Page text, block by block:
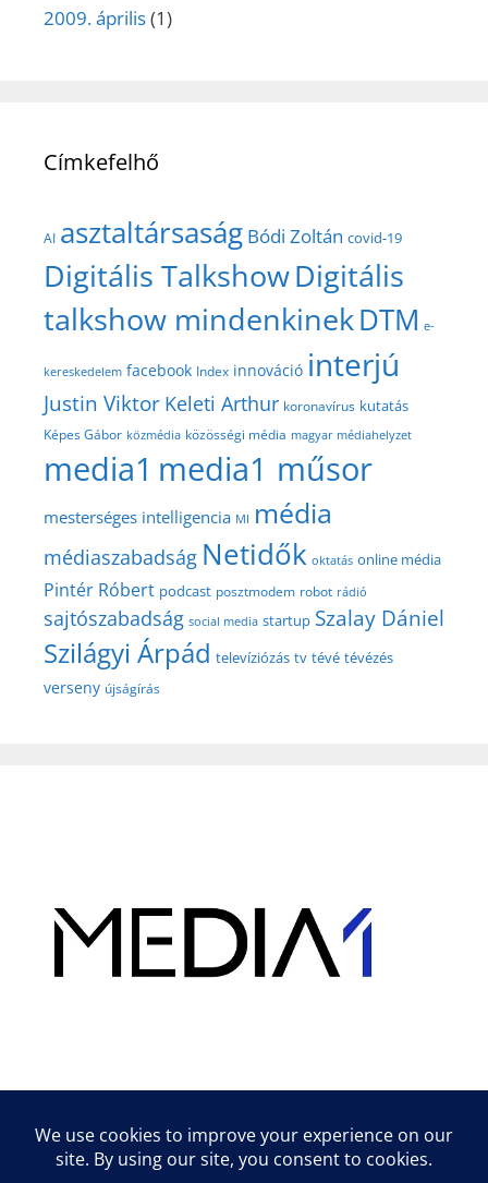
2009. április(1)
Címkefelhő
AI asztaltársaság Bódi Zoltán covid-19
Digitális TalkshowDigitális
talkshow mindenkinekDTM e-
kereskedelem facebook Index innováció interjú
Justin Viktor Keleti Arthur koronavírus kutatás
Képes Gábor közmédia közösségi média magyar médiahelyzet
media1 media1 műsor
mesterséges intelligencia MI média
médiaszabadság Netidők oktatás online média
Pintér Róbert podcast posztmodem robot rádió
sajtószabadság social media startup Szalay Dániel
Szilágyi Árpád televíziózás tv tévé tévézés
verseny újságírás